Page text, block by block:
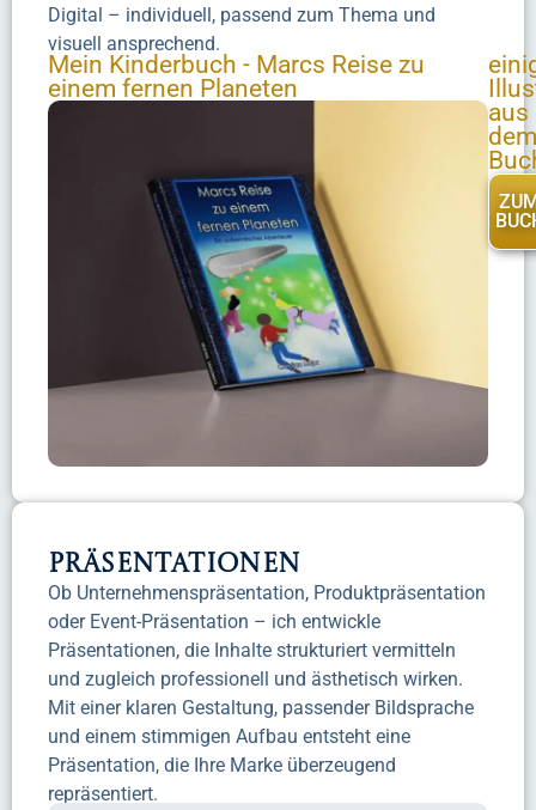
Digital – individuell, passend zum Thema und
visuell ansprechend.
Mein Kinderbuch - Marcs Reise zu
einem fernen Planeten
aus
dem
Präsentationen
Ob Unternehmenspräsentation, Produktpräsentation
oder Event-Präsentation – ich entwickle
Präsentationen, die Inhalte strukturiert vermitteln
und zugleich professionell und ästhetisch wirken.
Mit einer klaren Gestaltung, passender Bildsprache
und einem stimmigen Aufbau entsteht eine
Präsentation, die Ihre Marke überzeugend
repräsentiert.